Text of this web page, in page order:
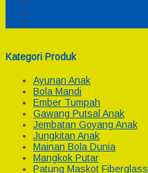
Kategori Produk
Ayunan Anak
Bola Mandi
Ember Tumpah
Gawang Putsal Anak
Jembatan Goyang Anak
Jungkitan Anak
Mainan Bola Dunia
Mangkok Putar
Patung Maskot Fiberglass